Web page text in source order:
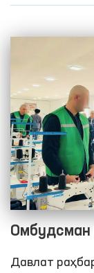
шахслар
қўйиш
Омбудсман
Давлат